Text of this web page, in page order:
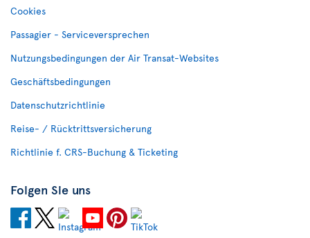
Cookies
Passagier - Serviceversprechen
Nutzungsbedingungen der Air Transat-Websites
Geschäftsbedingungen
Datenschutzrichtlinie
Reise- / Rücktrittsversicherung
Richtlinie f. CRS-Buchung & Ticketing
Folgen Sie uns